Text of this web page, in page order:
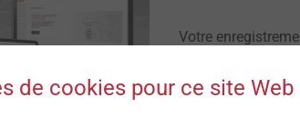
Votre
votre disposition
DELTA PT ®,
simulation
de cookies pour ce site Web